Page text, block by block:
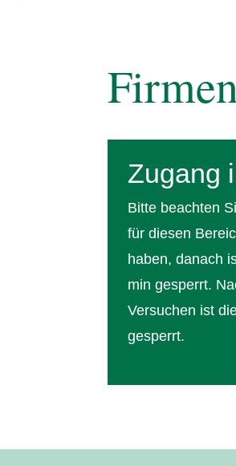
Zugang
Bitte beachten
für diesen
haben, danach
min gesperrt.
Versuchen ist
gesperrt.